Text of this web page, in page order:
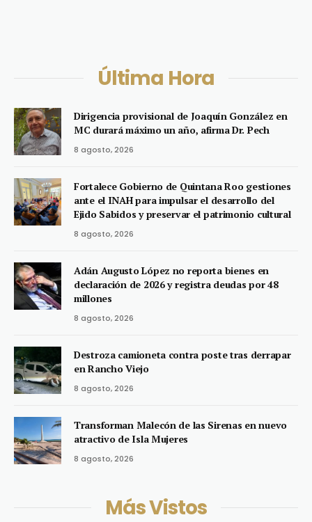
Última Hora
Dirigencia provisional de Joaquín González en
MC durará máximo un año, afirma Dr. Pech
8 agosto, 2026
Fortalece Gobierno de Quintana Roo gestiones
ante el INAH para impulsar el desarrollo del
Ejido Sabidos y preservar el patrimonio cultural
8 agosto, 2026
Adán Augusto López no reporta bienes en
declaración de 2026 y registra deudas por 48
millones
8 agosto, 2026
Destroza camioneta contra poste tras derrapar
en Rancho Viejo
8 agosto, 2026
Transforman Malecón de las Sirenas en nuevo
atractivo de Isla Mujeres
8 agosto, 2026
Más Vistos